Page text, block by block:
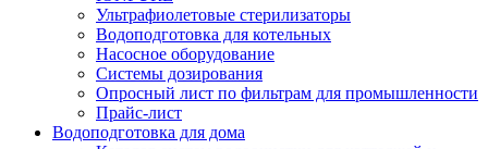
Ультрафиолетовые стерилизаторы
Водоподготовка для котельных
Насосное оборудование
Системы дозирования
Опросный лист по фильтрам для промышленности
Прайс-лист
Водоподготовка для дома